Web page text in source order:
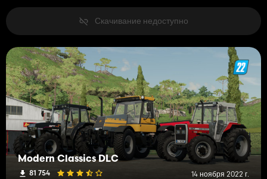
Скачивание недоступно
Modern Classics DLC
81 754 14 ноября 2022 г.